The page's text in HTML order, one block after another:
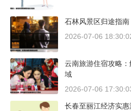
石林风景区归途指
2026-07-06
云南旅游住宿攻略
域
2026-07-06
长春至丽江经济实